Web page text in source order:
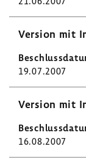
Version mit
19.07.2007
Version mit
16.08.2007